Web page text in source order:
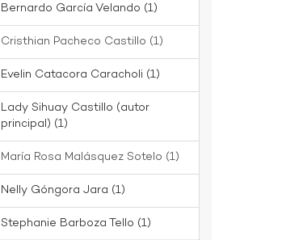
Bernardo García Velando (1)
Cristhian Pacheco Castillo (1)
Evelin Catacora Caracholi (1)
Lady Sihuay Castillo (autor
principal) (1)
María Rosa Malásquez Sotelo (1)
Nelly Góngora Jara (1)
Stephanie Barboza Tello (1)